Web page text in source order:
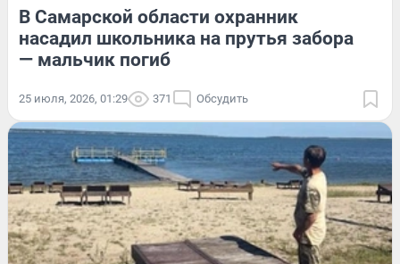
В Самарской области охранник
насадил школьника на прутья забора
— мальчик погиб
25 июля, 2026, 01:29 371 Обсудить